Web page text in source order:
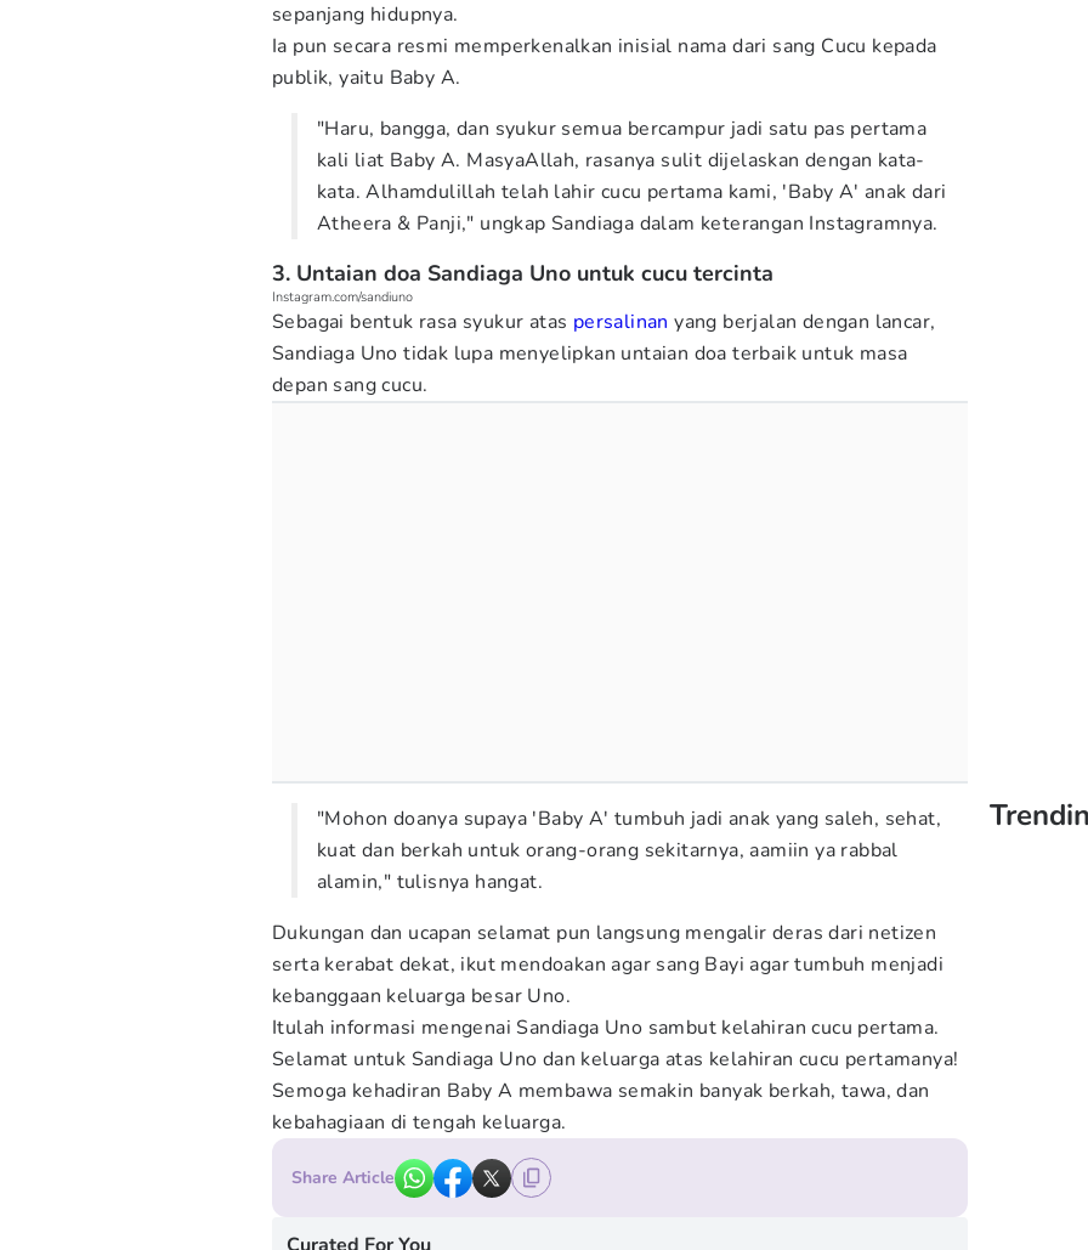
sepanjang hidupnya.
Ia pun secara resmi memperkenalkan inisial nama dari sang Cucu kepada
publik, yaitu Baby A.
"Haru, bangga, dan syukur semua bercampur jadi satu pas pertama
kali liat Baby A. MasyaAllah, rasanya sulit dijelaskan dengan kata-
kata. Alhamdulillah telah lahir cucu pertama kami, 'Baby A' anak dari
Atheera & Panji," ungkap Sandiaga dalam keterangan Instagramnya.
3. Untaian doa Sandiaga Uno untuk cucu tercinta
Instagram.com/sandiuno
Sebagai bentuk rasa syukur atas persalinan yang berjalan dengan lancar,
Sandiaga Uno tidak lupa menyelipkan untaian doa terbaik untuk masa
depan sang cucu.
"Mohon doanya supaya 'Baby A' tumbuh jadi anak yang saleh, sehat,
kuat dan berkah untuk orang-orang sekitarnya, aamiin ya rabbal
alamin," tulisnya hangat.
Dukungan dan ucapan selamat pun langsung mengalir deras dari netizen
serta kerabat dekat, ikut mendoakan agar sang Bayi agar tumbuh menjadi
kebanggaan keluarga besar Uno.
Itulah informasi mengenai Sandiaga Uno sambut kelahiran cucu pertama.
Selamat untuk Sandiaga Uno dan keluarga atas kelahiran cucu pertamanya!
Semoga kehadiran Baby A membawa semakin banyak berkah, tawa, dan
kebahagiaan di tengah keluarga.
Share Article